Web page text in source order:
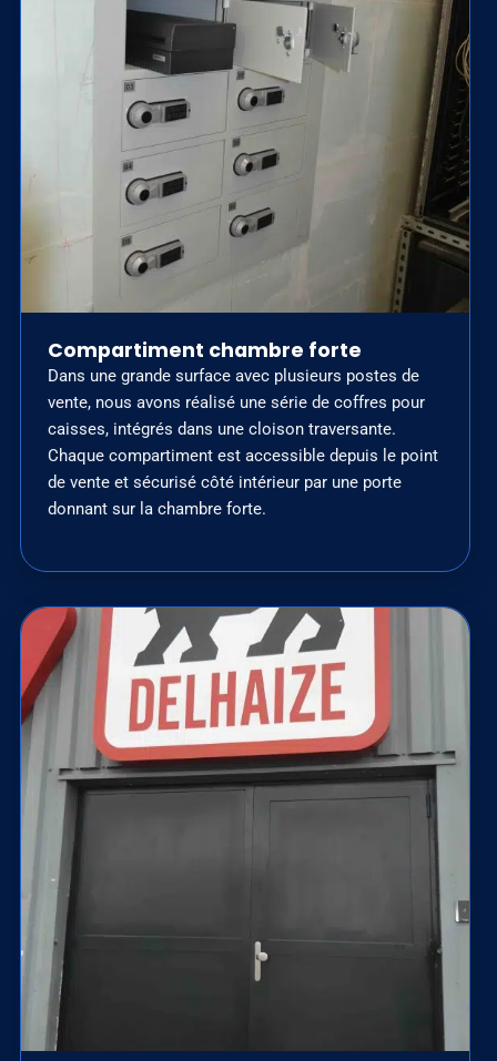
Compartiment chambre forte
Dans une grande surface avec plusieurs postes de
vente, nous avons réalisé une série de coffres pour
caisses, intégrés dans une cloison traversante.
Chaque compartiment est accessible depuis le point
de vente et sécurisé côté intérieur par une porte
donnant sur la chambre forte.